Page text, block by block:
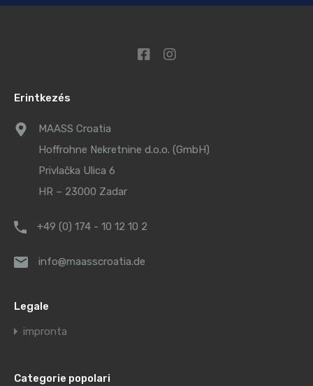
Erintkezés
MAASS Croatia
Hoffrohne Nekretnine d.o.o. (GmbH)
Privlačka Ulica 6
HR – 23000 Zadar
+49 (0) 174 - 10 12 10 2
info@maasscroatia.de
Legale
impronta
Categorie popolari